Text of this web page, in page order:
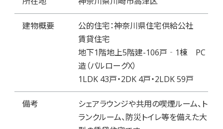
建物概要
公的住宅：神奈川県住宅供給公社
賃貸住宅
地下1階地上5階建-106戸‐1棟 PC
造（パルローグX）
1LDK 43戸・2DK 4戸・2LDK 59戸
備考
シェアラウンジや共用の喫煙ルーム、ト
ランクルーム、防災トイレ等を備えた大